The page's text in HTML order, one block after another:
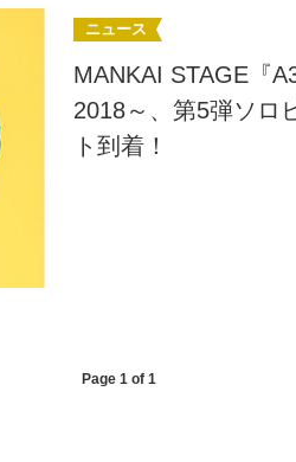
ニュース
MANKAI STAGE『
2018～、第5弾ソロ
ト到着！
Page 1 of 1